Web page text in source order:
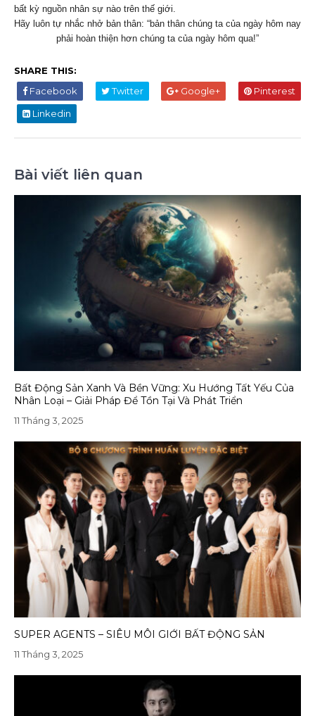
bất kỳ nguồn nhân sự nào trên thế giới.
Hãy luôn tự nhắc nhở bản thân: “bản thân chúng ta của ngày hôm nay
phải hoàn thiện hơn chúng ta của ngày hôm qua!”
SHARE THIS:
Facebook
Twitter Google+
Pinterest
Linkedin
Bài viết liên quan
Bất Động Sản Xanh Và Bền Vững: Xu Hướng Tất Yếu Của
Nhân Loại – Giải Pháp Để Tồn Tại Và Phát Triển
11 Tháng 3, 2025
SUPER AGENTS – SIÊU MÔI GIỚI BẤT ĐỘNG SẢN
11 Tháng 3, 2025